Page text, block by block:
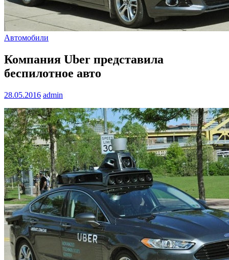
Автомобили
Компания Uber представила
беспилотное авто
28.05.2016 admin